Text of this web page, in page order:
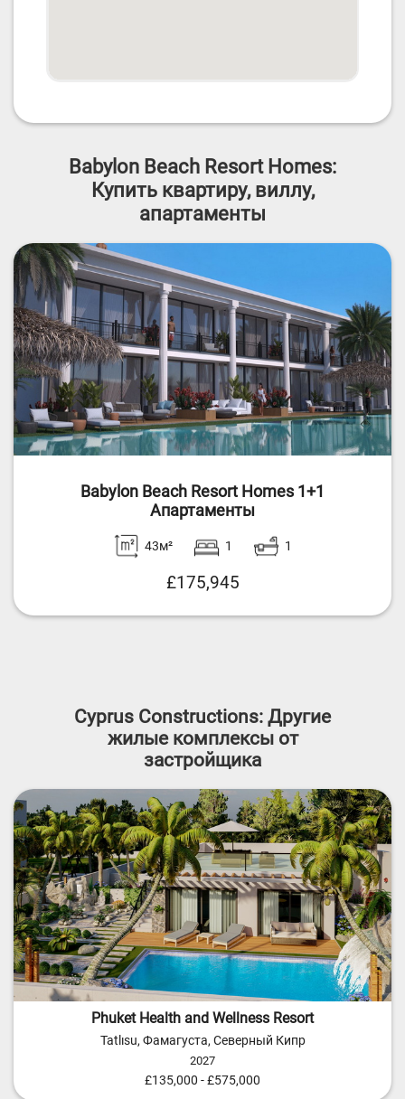
Babylon Beach Resort Homes:
Купить квартиру, виллу,
апартаменты
Babylon Beach Resort Homes 1+1
Апартаменты
43м² 1 1
£175,945
Cyprus Constructions: Другие
жилые комплексы от
застройщика
Phuket Health and Wellness Resort
Tatlısu, Фамагуста, Северный Кипр
2027
£135,000 - £575,000